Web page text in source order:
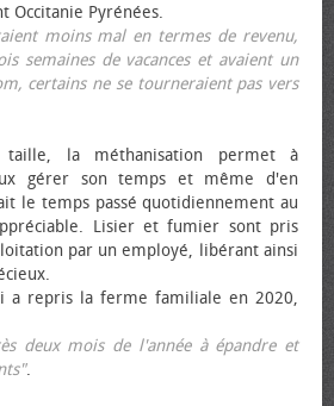
Occitanie Pyrénées.
moins mal en termes de revenu,
semaines de vacances et avaient un
certains ne se tourneraient pas vers
taille, la méthanisation permet à
gérer son temps et même d'en
le temps passé quotidiennement au
Lisier et fumier sont pris
par un employé, libérant ainsi
a repris la ferme familiale en 2020,
deux mois de l'année à épandre et
.